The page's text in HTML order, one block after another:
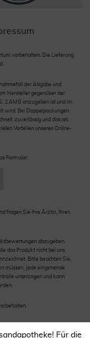
vorbehalten. Die Lieferung
der Abgabe und
Hersteller gegenüber der
2 AMG anzugeben ist und im
wird. Bei Doppelpackungen
zuverlässig und diskret.
Vorteilen unseres Online-
Formular:
fragen Sie Ihre Ärztin, Ihren
abzugeben.
das Produkt nicht bei uns
Bitte beachten Sie,
müssen. Jede eingehende
unterzogen und kann
Für die